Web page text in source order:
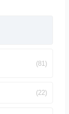
(81)
(22)